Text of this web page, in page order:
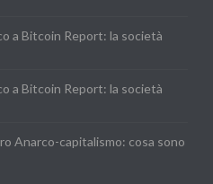
a Bitcoin Report: la società
a Bitcoin Report: la società
Anarco-capitalismo: cosa sono